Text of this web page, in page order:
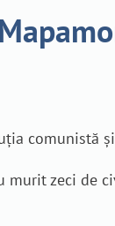
comunistă
zeci de